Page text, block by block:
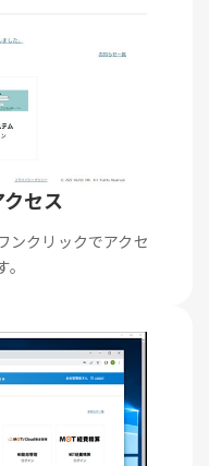
セス
ンクリックでアクセ